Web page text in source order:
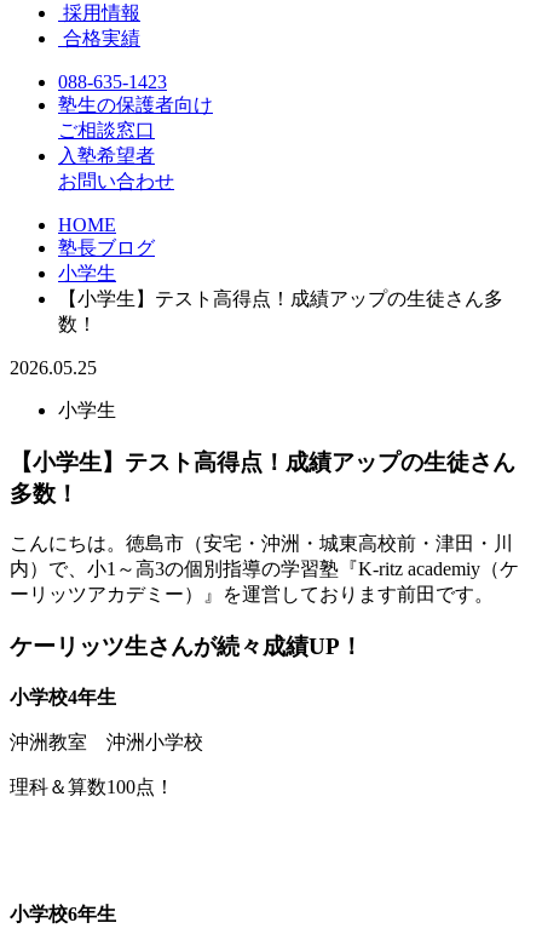
採用情報
合格実績
088-635-1423
塾生の保護者向け
ご相談窓口
入塾希望者
お問い合わせ
HOME
塾長ブログ
小学生
【小学生】テスト高得点！成績アップの生徒さん多
数！
2026.05.25
小学生
【小学生】テスト高得点！成績アップの生徒さん
多数！
こんにちは。徳島市（安宅・沖洲・城東高校前・津田・川
内）で、小1～高3の個別指導の学習塾『K-ritz academiy（ケ
ーリッツアカデミー）』を運営しております前田です。
ケーリッツ生さんが続々成績UP！
小学校4年生
沖洲教室 沖洲小学校
理科＆算数100点！
小学校6年生